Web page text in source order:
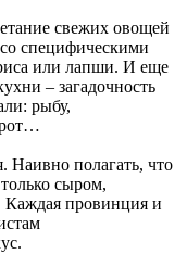
свежих овощей
специфическими
или лапши. И еще
– загадочность
рыбу,
Наивно полагать, что
сыром,
Каждая провинция и